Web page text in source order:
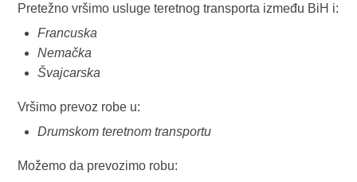
Pretežno vršimo usluge teretnog transporta između BiH i:
Francuska
Nemačka
Švajcarska
Vršimo prevoz robe u:
Drumskom teretnom transportu
Možemo da prevozimo robu: